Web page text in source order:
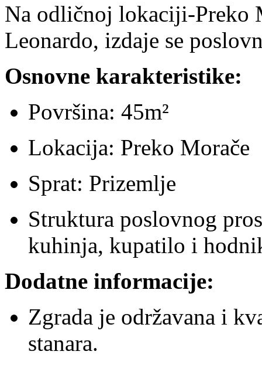
Na odličnoj lokaciji-Preko
Leonardo, izdaje se
Osnovne karakteristike:
Površina: 45m²
Lokacija: Preko Morače
Sprat: Prizemlje
Struktura poslovnog
kuhinja, kupatilo i
Dodatne informacije:
Zgrada je održavana i
stanara.